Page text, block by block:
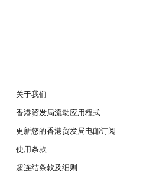
关于我们
香港贸发局流动应用程式
更新您的香港贸发局电邮订阅
使用条款
超连结条款及细则